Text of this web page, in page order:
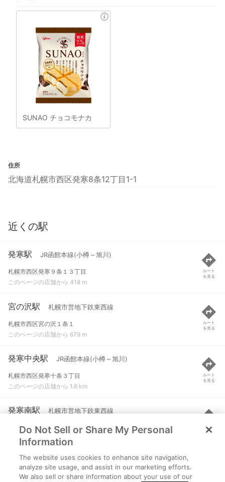
SUNAO チョコモナカ
住所
北海道札幌市西区発寒8条12丁目1-1
近くの駅
発寒駅 JR函館本線(小樽～旭川)
札幌市西区発寒９条１３丁目
このページの店舗から 418 m
ルート
を見る
宮の沢駅 札幌市営地下鉄東西線
札幌市西区宮の沢１条１
このページの店舗から 679 m
ルート
を見る
発寒中央駅 JR函館本線(小樽～旭川)
札幌市西区発寒十条３丁目
このページの店舗から 1.6 km
ルート
を見る
発寒南駅 札幌市営地下鉄東西線
札幌市西区西町北７
このページの店舗から 1.9 km
ルート
を見る
稲積公園駅 JR函館本線(小樽～旭川)
札幌市手稲区富丘１条４丁目
Do Not Sell or Share My Personal
Information
The website uses cookies to enhance site navigation,
analyze site usage, and assist in our marketing efforts.
We also sell or share information about your use of our